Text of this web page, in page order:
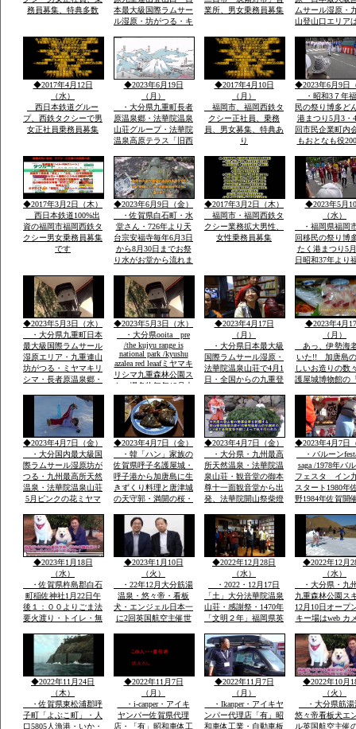
務員募集、特典多数
本最大級国際ラムサー
ル湿原・坊がつる・キ
リシマ開花。九州最高
所天然温泉・行く帰る
最低5時間前後・また
行きたい法華院温泉山
荘
業所、男女乗務員募集
ムサール湿原・
山登山口エリア
暮れ雨の滝ルー
ケ池ルート・法
泉山荘の九州最
然温泉・九州最
重連山中岳ルー
◆2017年4月12日
（水）
西日本鉄道グルー
プ、西鉄タクシーで男
女正社員乗務員募集
◆2023年6月19日
（月）
・大分県九重町長者
原温泉郷・法華院温泉
山荘グループ・法華院
温泉高原テラス「旧西
ok・温泉入浴￥５０
０・併設レストラン和
洋食１０００円から２
０００・登山・研修
会・合宿全国実績多数
◆2017年4月10日
（月）
福岡市、福岡西鉄タ
クシー正社員、乗務
員、男女募集、特典あ
り
◆2023年6月9日
・昭和3７年
民の祭り博多ど
港まつり5月3・
回市民企業町内
もおとなも役
出し練り歩きま
に踊り本舞台・
加で運営再開発
バンの街で
◆2017年3月2日（木）
西日本鉄道100%出
資の福岡市福岡西鉄タ
クシー男女乗務員募集
です
◆2023年6月9日（金）
・佐賀県白石町・水
堂さん・726年より天
台宗安福寺毎年6月3日
から8月30日までお祭
り水がお堂から流れま
に顔つきがちがう飲む
とよくなる水です「体
の調子が悪い人は飲ま
ないこと」
◆2017年3月2日（木）
福岡市・福岡西鉄タ
クシー業務拡大男性、
女性乗務員募集
◆2023年5月
（水）
・福岡県福岡
回移民の祭り博
たく港まつり5
日昭和37年より
内に踊り本舞台
民企業総参加こ
人も企業も約
参加「しゃもじ
を出し参加
◆2023年5月3日（水）
・大分県九重町日本
最大級国際ラムサール
湿原エリア・九重連山
坊がつる・ミヤマキリ
シマ・長者原温泉郷・
公園スキー場・毎年12
月末の「天空の大花火
大会」２０００ｍ級の
冬の山々空に花火・・
◆2023年5月3日（水）
・大分県ooita pre
/the kujyu range is
national park /kyushu
azalea red leaafミヤマキ
リシマ九重森林公園ス
キー場名物毎年12月大
花火
◆2023年4月17日
（月）
・大分県日本最大級
国際ラムサール湿原・
法華院温泉山荘で4月1
日・全国からの九重登
開山祭と夜は九重町白
鳥神社の夜神楽の舞が
奉納当日夜「日本100
名山」を達制したスズ
キさんが拍手でした
◆2023年4月
（月）
あっ、伊勢海
いた!! 加唐島
しいお造りの数
護屋城博物館の
目、唐津城
◆2023年4月7日（金）
・大分国内最大級国
際ラムサール湿原坊が
つる・九州最高所天然
温泉・法華院温泉山荘
5月ピンクの花ミヤマ
山赤ピンク色に染ま
る・九重森林公園スキ
ー場ママと遊べる子供
専用広場・名物天空の
花火
◆2023年4月7日（金）
・韓「ハン」家族の
佐賀県呼子名護屋城・
呼子港から加唐島に生
きずくり料理と唐津城
の天守郭・満開の桜・
お刺身は・伊勢エビ・
ヒラメ・鯛・アワビ・
海老・身が動いた刺
身・焼き物・おいしか
つた
◆2023年4月7日（金）
・大分県・九州最高
所天然温泉・法華院温
泉山荘・観音堂の御本
尊十一面観音堂から出
発、法華院開山祭柴燈
ました全国からの登山
者の無事安寧を祈願す
る天気よく多数参加さ
れました
◆2023年4月7日
・バルーン
saga /1978年バ
フェスタ イン
スタート1980年
野1984年佐賀開
1984年世界大
◆2023年1月18日
（水）
・佐賀県杵島郡白石
町稲佐神社1月22日午
後１：００よりごま法
要火渡り・トイレ・無
大分県九重森林公園ス
キー場・日本一夢大吊
橋・ラムサール湿原坊
がつる・九州最高所天
然温泉法華院
◆2023年1月10日
（火）
・22年12月大分筋湯
温泉・悠々帝・看板
犬・エンジェル日本一
に2回英国航空主催世
ｓ://chinanews.jp・中
国経済新聞web版日本
載
◆2022年12月28日
（水）
・2022・12月17日
「土」大分法華院温泉
山荘・感謝祭・1470年
「文明２年」福岡県英
「現」弘蔵岳久・自然
を守り・九州最高所天
然温泉・場内には観音
堂も・国立公園ラムサ
ール湿原内
◆2022年12月
（水）
・大分県・九
九重森林公園ス
12月10日オープ
キー場はweb カ
岡市からスキー
バスＯＫ・JR
豊後森駅前・高
インターバス停
す
◆2022年11月24日
（木）
・佐賀県東松浦郡呼
子町「よぶこ町」・人
口5805人漁港・いか・
◆2022年11月7日
（月）
・i-canper・アイキ
ヤンパー佐賀県代理
店・「有」昭和車体工
◆2022年11月7日
（月）
・Ikanper・アイキヤ
ンパー代理店「有」昭
和車体工業・自動車板
◆2022年10月
（火）
・大分県筋湯
悠々帝看板犬エ
ル英国航空主催